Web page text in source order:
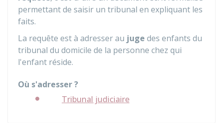
permettant de saisir un tribunal en expliquant les
faits.
La requête est à adresser au juge des enfants du
tribunal du domicile de la personne chez qui
l'enfant réside.
Où s'adresser ?
Tribunal judiciaire